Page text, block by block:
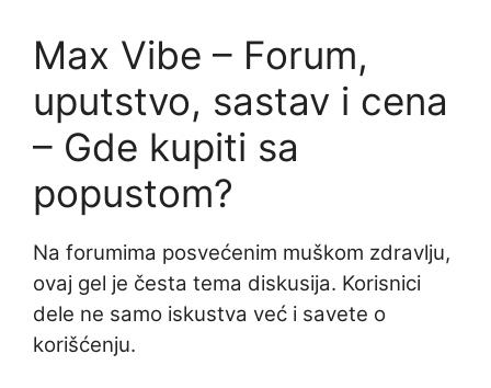
Max Vibe – Forum,
uputstvo, sastav i cena
– Gde kupiti sa
popustom?
Na forumima posvećenim muškom zdravlju,
ovaj gel je česta tema diskusija. Korisnici
dele ne samo iskustva već i savete o
korišćenju.